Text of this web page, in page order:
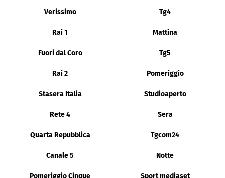
Verissimo Tg4
Rai 1 Mattina
Fuori dal Coro Tg5
Rai 2 Pomeriggio
Stasera Italia Studioaperto
Rete 4 Sera
Quarta Repubblica Tgcom24
Canale 5 Notte
Pomeriggio Cinque Sport mediaset